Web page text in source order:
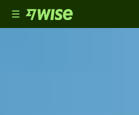
Toggle
navigation